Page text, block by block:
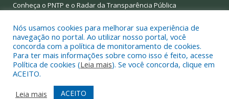
Conheça o PNTP e o Radar da Transparência Pública
Todos os direitos reservados a Prefeitura Municipal de Limoeiro
do Ajuru.
Mapa do Site
Acessar Área Administrativa
Nós usamos cookies para melhorar sua experiência de
navegação no portal. Ao utilizar nosso portal, você
concorda com a política de monitoramento de cookies.
Para ter mais informações sobre como isso é feito, acesse
Política de cookies (Leia mais). Se você concorda, clique em
ACEITO.
Leia mais
ACEITO